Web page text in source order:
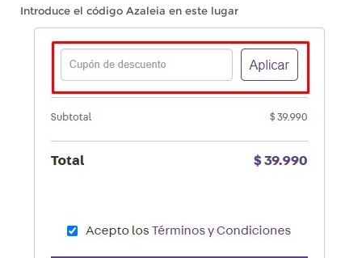
Introduce el código Azaleia en este lugar